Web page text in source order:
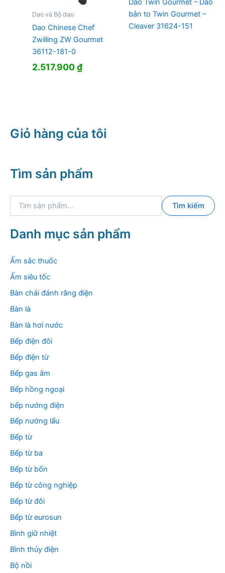
Dao và Bộ dao
Dao Chinese Chef
Zwilling ZW Gourmet
36112-181-0
2.517.900₫
Dao Twin Gourmet – Dao
bản to Twin Gourmet –
Cleaver 31624-151
Giỏ hàng của tôi
Tìm sản phẩm
k
i
m
Tìm kiếm
Danh mục sản phẩm
Ấm sắc thuốc
Ấm siêu tốc
Bàn chải đánh răng điện
Bàn là
Bàn là hơi nước
Bếp điện đôi
Bếp điện từ
Bếp gas âm
Bếp hồng ngoại
bếp nướng điện
Bếp nướng lẩu
Bếp từ
Bếp từ ba
Bếp từ bốn
Bếp từ công nghiệp
Bếp từ đôi
Bếp từ eurosun
Bình giữ nhiệt
Bình thủy điện
Bộ nồi